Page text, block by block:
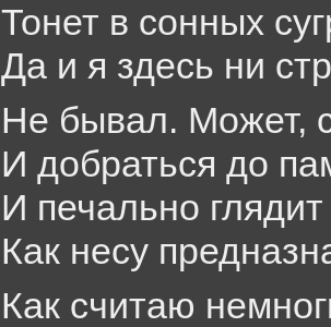
Тонет в сонных
Да и я здесь ни
Не бывал. Может,
И добраться до
И печально
Как несу
Как считаю